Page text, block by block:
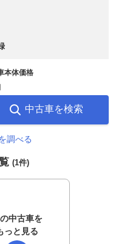
本体価格
中古車を検索
調べる
(1件)
中古車を
っと見る